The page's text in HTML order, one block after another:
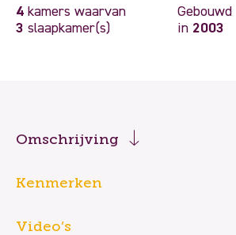
4 kamers waarvan
3 slaapkamer(s)
Gebouwd
in 2003
Omschrijving
Kenmerken
Video’s